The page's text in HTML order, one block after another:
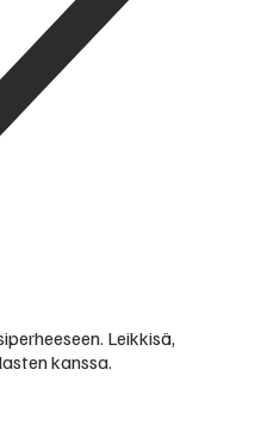
Leikkisä,
kanssa.